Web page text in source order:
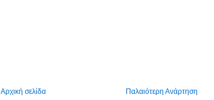
Παλαιότερη Ανάρτηση
Αρχική σελίδα